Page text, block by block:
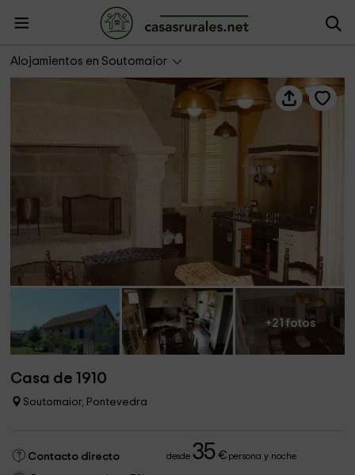
Alojamientos en Soutomaior
+21 fotos
Casa de 1910
Soutomaior, Pontevedra
Contacto directo desde35 €persona y noche